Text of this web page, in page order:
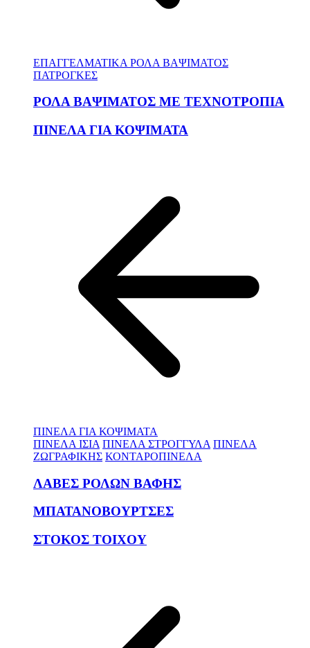
ΕΠΑΓΓΕΛΜΑΤΙΚΑ ΡΟΛΑ ΒΑΨΙΜΑΤΟΣ
ΠΑΤΡΟΓΚΕΣ
ΡΟΛΑ ΒΑΨΙΜΑΤΟΣ ΜΕ ΤΕΧΝΟΤΡΟΠΙΑ
ΠΙΝΕΛΑ ΓΙΑ ΚΟΨΙΜΑΤΑ
ΠΙΝΕΛΑ ΓΙΑ ΚΟΨΙΜΑΤΑ
ΠΙΝΕΛΑ ΙΣΙΑ ΠΙΝΕΛΑ ΣΤΡΟΓΓΥΛΑ ΠΙΝΕΛΑ
ΖΩΓΡΑΦΙΚΗΣ ΚΟΝΤΑΡΟΠΙΝΕΛΑ
ΛΑΒΕΣ ΡΟΛΩΝ ΒΑΦΗΣ
ΜΠΑΤΑΝΟΒΟΥΡΤΣΕΣ
ΣΤΟΚΟΣ ΤΟΙΧΟΥ